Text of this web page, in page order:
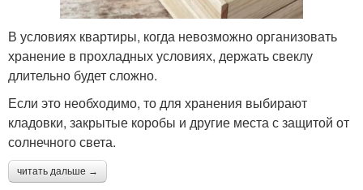
В условиях квартиры, когда невозможно организовать
хранение в прохладных условиях, держать свеклу
длительно будет сложно.
Если это необходимо, то для хранения выбирают
кладовки, закрытые коробы и другие места с защитой от
солнечного света.
читать дальше →